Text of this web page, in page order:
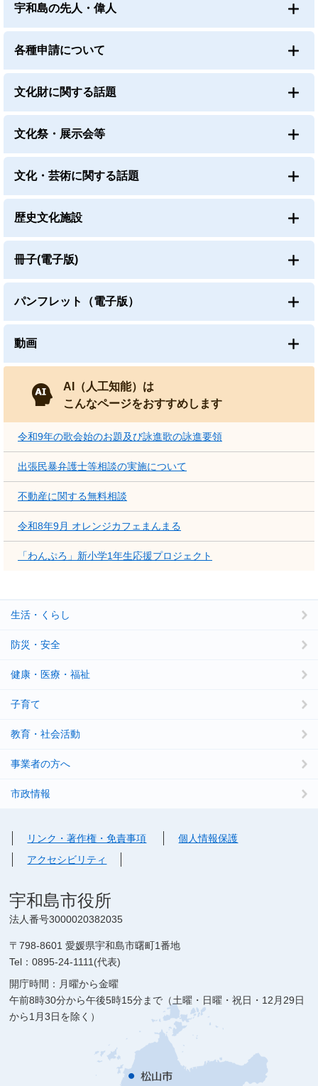
宇和島の先人・偉人
各種申請について
文化財に関する話題
文化祭・展示会等
文化・芸術に関する話題
歴史文化施設
冊子(電子版)
パンフレット（電子版）
動画
AI（人工知能）は
こんなページをおすすめします
令和9年の歌会始のお題及び詠進歌の詠進要領
出張民暴弁護士等相談の実施について
不動産に関する無料相談
令和8年9月 オレンジカフェまんまる
「わんぷろ」新小学1年生応援プロジェクト
生活・くらし
防災・安全
健康・医療・福祉
子育て
教育・社会活動
事業者の方へ
市政情報
リンク・著作権・免責事項
個人情報保護
アクセシビリティ
宇和島市役所
法人番号3000020382035
〒798-8601 愛媛県宇和島市曙町1番地
Tel：0895-24-1111(代表)
開庁時間：月曜から金曜
午前8時30分から午後5時15分まで（土曜・日曜・祝日・12月29日
から1月3日を除く）